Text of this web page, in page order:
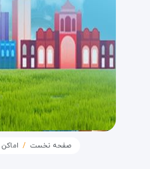
صفحه نخست اماکن